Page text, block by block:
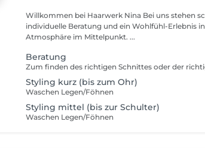
Willkommen bei Haarwerk Nina Bei uns stehen schöne Haare,
individuelle Beratung und ein Wohlfühl-Erlebnis
Atmosphäre im Mittelpunkt. ...
Beratung
Zum finden des richtigen Schnittes oder der
Styling kurz (bis zum Ohr)
Waschen Legen/Föhnen
Styling mittel (bis zur Schulter)
Waschen Legen/Föhnen